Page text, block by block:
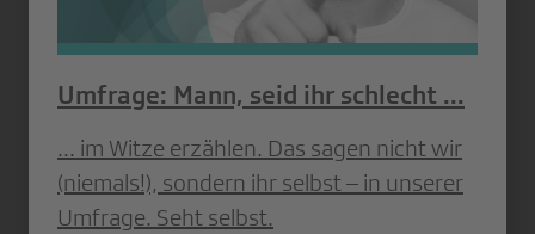
Umfrage: Mann, seid ihr schlecht ...
... im Witze erzählen. Das sagen nicht wir
(niemals!), sondern ihr selbst – in unserer
Umfrage. Seht selbst.